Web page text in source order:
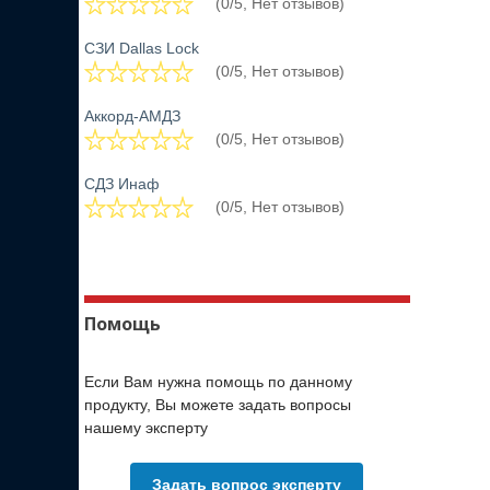
СЗИ Dallas Lock
(0/5, Нет отзывов)
Аккорд-АМДЗ
(0/5, Нет отзывов)
СДЗ Инаф
(0/5, Нет отзывов)
Помощь
Если Вам нужна помощь по данному
продукту, Вы можете задать вопросы
нашему эксперту
Задать вопрос эксперту